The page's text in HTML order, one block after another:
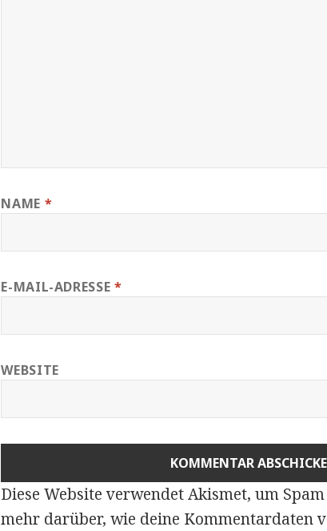
NAME *
E-MAIL-ADRESSE *
WEBSITE
Diese Website verwendet Akismet, um
mehr darüber, wie deine Kommentardaten